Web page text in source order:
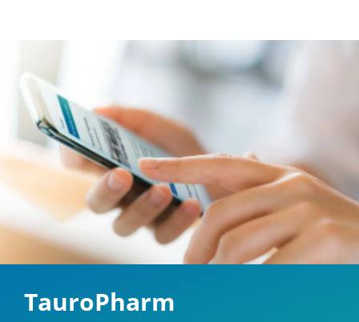
TauroPharm